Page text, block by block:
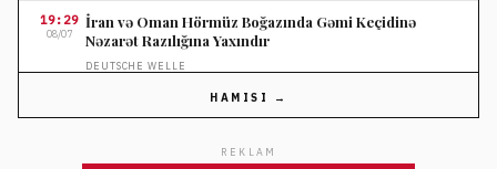
19:29
08/07
İran və Oman Hörmüz Boğazında Gəmi Keçidinə
Nəzarət Razılığına Yaxındır
DEUTSCHE WELLE
08/07
HAMISI →
REKLAM